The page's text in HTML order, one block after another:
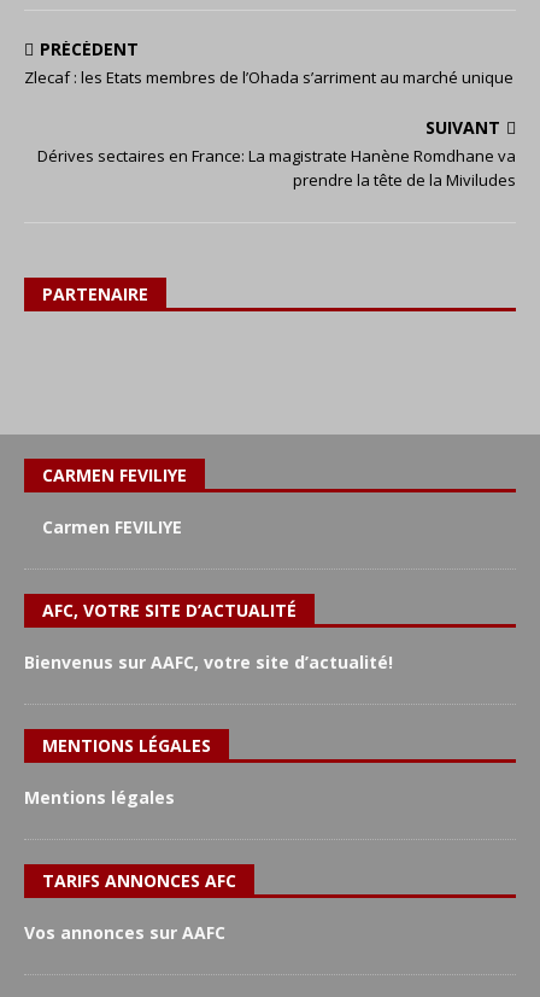
PRÉCÉDENT
Zlecaf : les Etats membres de l’Ohada s’arriment au marché unique
SUIVANT
Dérives sectaires en France: La magistrate Hanène Romdhane va
prendre la tête de la Miviludes
PARTENAIRE
CARMEN FEVILIYE
Carmen FEVILIYE
AFC, VOTRE SITE D’ACTUALITÉ
Bienvenus sur AAFC, votre site d’actualité!
MENTIONS LÉGALES
Mentions légales
TARIFS ANNONCES AFC
Vos annonces sur AAFC